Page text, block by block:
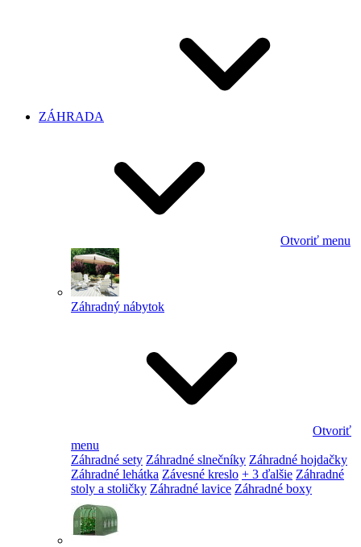
ZÁHRADA
Otvoriť menu
Záhradný nábytok
Otvoriť
menu
Záhradné sety Záhradné slnečníky Záhradné hojdačky
Záhradné lehátka Závesné kreslo + 3 ďalšie Záhradné
stoly a stoličky Záhradné lavice Záhradné boxy